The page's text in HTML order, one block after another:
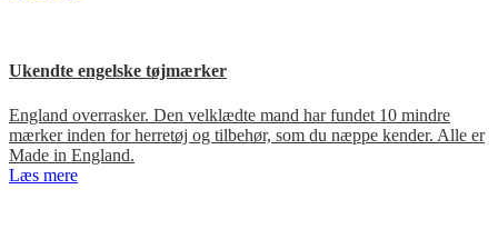
Ukendte engelske tøjmærker
England overrasker. Den velklædte mand har fundet 10 mindre
mærker inden for herretøj og tilbehør, som du næppe kender. Alle er
Made in England.
Læs mere